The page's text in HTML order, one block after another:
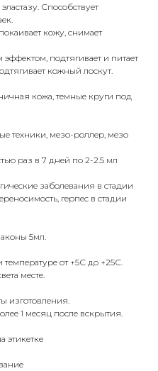
Способствует
кожу, снимает
подтягивает и питает
кожный лоскут.
кожа, темные круги под
техники, мезо-роллер, мезо
раз в 7 дней по 2-2.5 мл
заболевания в стадии
герпес в стадии
5мл.
температуре от +5С до +25С.
месте.
изготовления.
1 месяц после вскрытия.
этикетке